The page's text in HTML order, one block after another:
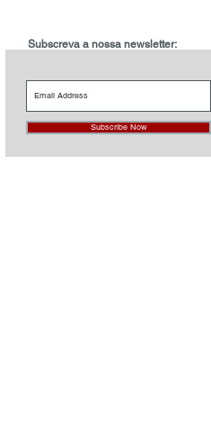
Subscreva a nossa newsletter:
Subscribe Now